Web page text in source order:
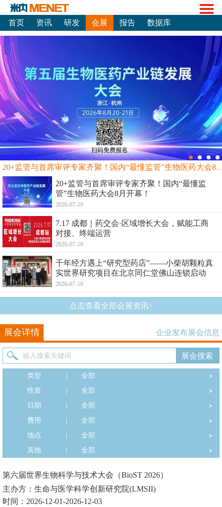
首页 资讯 研发 会展 报告 数据库
20+监管与首席审评专家齐聚！国内“最
20+监管与首席审评专家齐聚！国内“最懂监
管”生物医药大会8月开幕！
2026-07-10
7.17 成都｜药交会·区域增长大会，赋能工商
对接、终端运营
2026-07-10
千年经方遇上“研究型药店”——小柴胡颗粒真
实世界研究项目在北京同仁堂佛山连锁启动
2026-07-10
点击查看全部会展资讯>
展会详情 企业发布展会信息
类型
全部
性质
全部
日期
全部
费用
全部
地点
全部
其他
全部
第六届世界生物科学与技术大会（BioST 2026）
主办方：生命与医学科学创新研究院(LMSII)
时间：2026-12-01-2026-12-03